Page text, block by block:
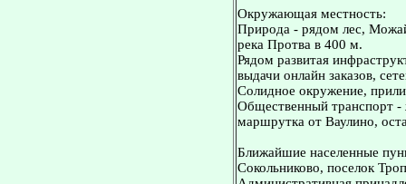
Окружающая местность:
Природа - рядом лес,
река Протва в 400 м.
Рядом развитая
выдачи онлайн заказов,
Солидное окружение,
Общественный транспорт
маршрутка от Ваулино,
Ближайшие населенные
Сокольниково, поселок